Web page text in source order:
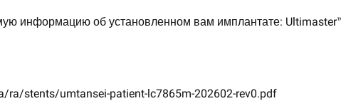
информацию об установленном вам имплантате:
stents/umtansei-patient-lc7865m-202602-rev0.pdf